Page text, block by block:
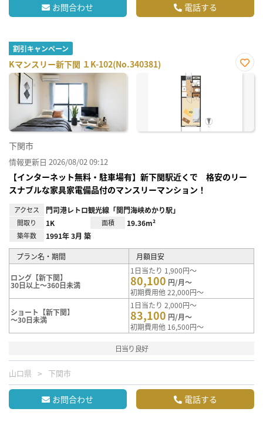
お問合わせ 電話する
割引キャンペーン
Kマンスリー新下関 １K-102(No.340381)
お気
下関市
情報更新日 2026/08/02 09:12
【インターネット無料・駐車場有】新下関駅近くで 格安のリー
スナブルな家具家電備品付のマンスリーマンション！
アクセス 門司港レトロ観光線「関門海峡めかり駅」
間取り 1K 面積 19.36m²
築年数 1991年 3月 築
プラン名・期間 月額目安
ロング【新下関】
30日以上～360日未満
1日当たり 1,900円～
80,100 円/月～
初期費用他 22,000円～
ショート【新下関】
～30日未満
1日当たり 2,000円～
83,100 円/月～
初期費用他 16,500円～
日当り良好
山口県 下関市
お問合わせ 電話する